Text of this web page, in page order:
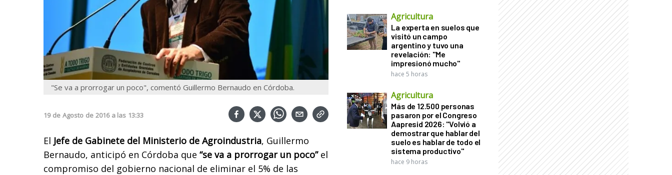
"Se va a prorrogar un poco", comentó Guillermo Bernaudo en Córdoba.
19 de Agosto de 2016 a las 13:33
El Jefe de Gabinete del Ministerio de Agroindustria, Guillermo
Bernaudo, anticipó en Córdoba que “se va a prorrogar un poco”el
compromiso del gobierno nacional de eliminar el 5% de las
Agricultura
La experta en suelos que
visitó un campo
argentino y tuvo una
revelación: "Me
impresionó mucho"
hace 5 horas
Agricultura
Más de 12.500 personas
pasaron por el Congreso
Aapresid 2026: "Volvió a
demostrar que hablar del
suelo es hablar de todo el
sistema productivo"
hace 9 horas